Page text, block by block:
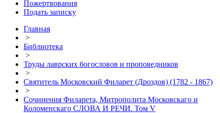
Пожертвования
Подать записку
Главная
>
Библиотека
>
Труды лаврских богословов и проповедников
>
Святитель Московский Филарет (Дроздов) (1782 - 1867)
>
Сочинения Филарета, Митрополита Московскаго и
Коломенскаго СЛОВА И РЕЧИ. Том V